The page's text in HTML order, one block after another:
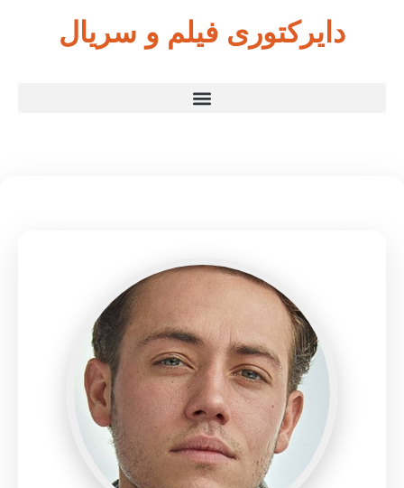
دایرکتوری فیلم و سریال